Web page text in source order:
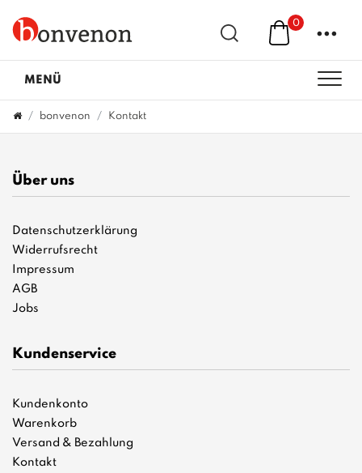
0 ...
MENÜ
bonvenon Kontakt
Über uns
Datenschutzerklärung
Widerrufsrecht
Impressum
AGB
Jobs
Kundenservice
Kundenkonto
Warenkorb
Versand & Bezahlung
Kontakt